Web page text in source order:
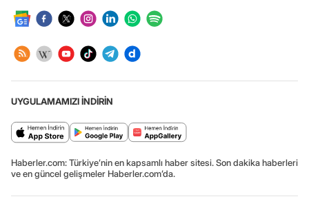
UYGULAMAMIZI İNDİRİN
Haberler.com: Türkiye’nin en kapsamlı haber sitesi. Son dakika haberleri
ve en güncel gelişmeler Haberler.com’da.